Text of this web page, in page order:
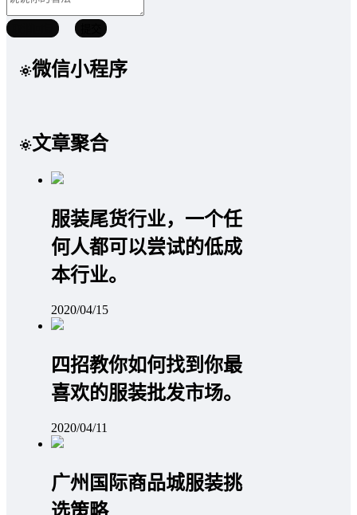
微信小程序
文章聚合
服装尾货行业，一个任
何人都可以尝试的低成
本行业。
2020/04/15
四招教你如何找到你最
喜欢的服装批发市场。
2020/04/11
广州国际商品城服装挑
选策略